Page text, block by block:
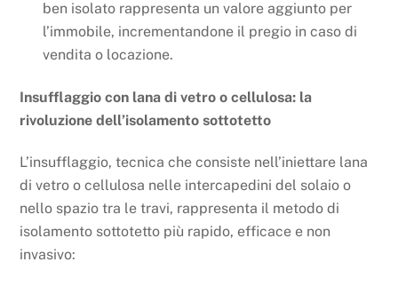
ben isolato rappresenta un valore aggiunto per
l’immobile, incrementandone il pregio in caso di
vendita o locazione.
Insufflaggio con lana di vetro o cellulosa: la
rivoluzione dell’isolamento sottotetto
L’insufflaggio, tecnica che consiste nell’iniettare lana
di vetro o cellulosa nelle intercapedini del solaio o
nello spazio tra le travi, rappresenta il metodo di
isolamento sottotetto più rapido, efficace e non
invasivo: